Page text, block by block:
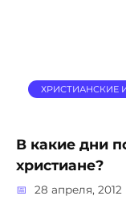
ХРИСТИАНСКИЕ
В какие дни
христиане?
28 апреля, 2012